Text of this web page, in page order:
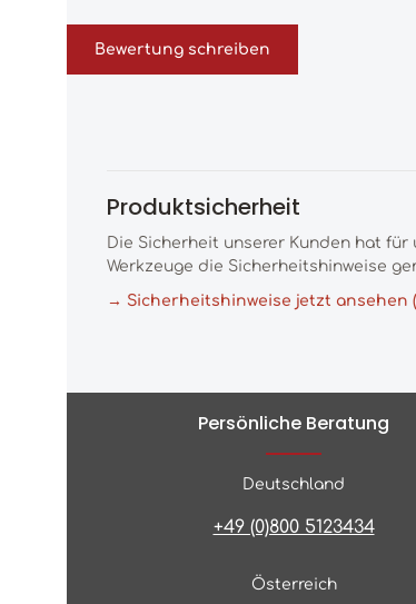
Bewertung schreiben
Produktsicherheit
Die Sicherheit unserer Kunden hat
Werkzeuge die Sicherheitshinweise
→ Sicherheitshinweise jetzt ansehen
Persönliche Beratung
Deutschland
+49 (0)800 5123434
Österreich